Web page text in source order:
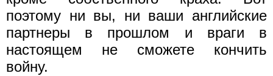
поэтому ни вы, ни ваши английские
партнеры в прошлом и враги в
настоящем не сможете кончить
войну.